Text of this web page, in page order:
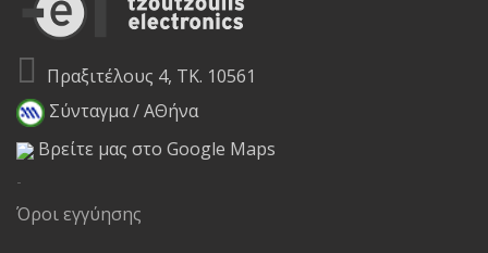
Πραξιτέλους 4, ΤΚ. 10561
Σύνταγμα / ΑΘήνα
Βρείτε μας στο Google Maps
-
Όροι εγγύησης